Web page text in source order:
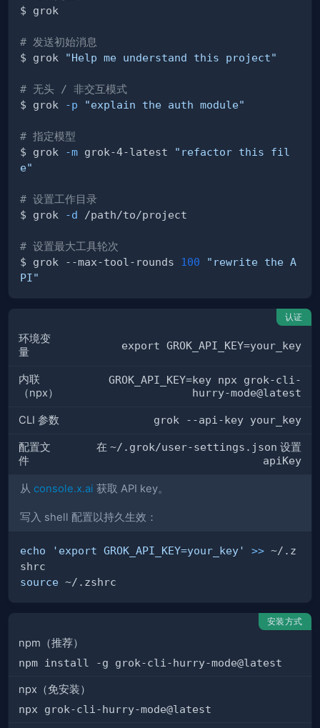
# 发送初始消息
$ grok
"Help me understand this project"
# 无头 / 非交互模式
$ grok
-p "explain the auth module"
# 指定模型
$ grok
-m grok-4-latest
"refactor this fil
e"
# 设置工作目录
$ grok
-d
# 设置最大工具轮次
$ grok --max-tool-rounds 100
"rewrite the A
PI"
认证
环境变
量
export GROK_API_KEY=your_key
内联
（npx）
GROK_API_KEY=key npx grok-cli-
hurry-mode@latest
CLI 参数 grok --api-key your_key
配置文
件
在 ~/.grok/user-settings.json 设置
apiKey
从 console.x.ai 获取 API key。
写入 shell 配置以持久生效：
echo 'export GROK_API_KEY=your_key' >> ~/.z
source
安装方式
npm（推荐）
npm install -g grok-cli-hurry-mode@latest
npx（免安装）
npx grok-cli-hurry-mode@latest